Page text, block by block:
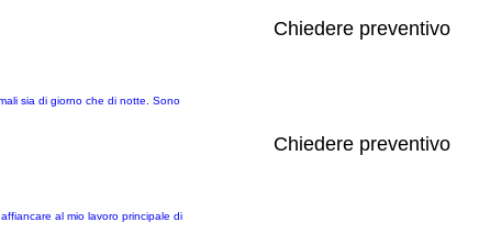
sia di giorno che di notte. Sono
Chiedere preventivo
al mio lavoro principale di
Chiedere preventivo